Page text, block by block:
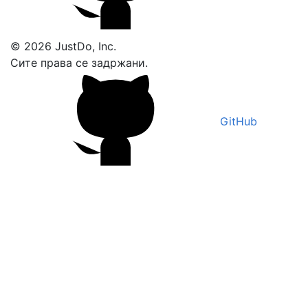
© 2026 JustDo, Inc.
Сите права се задржани.
GitHub